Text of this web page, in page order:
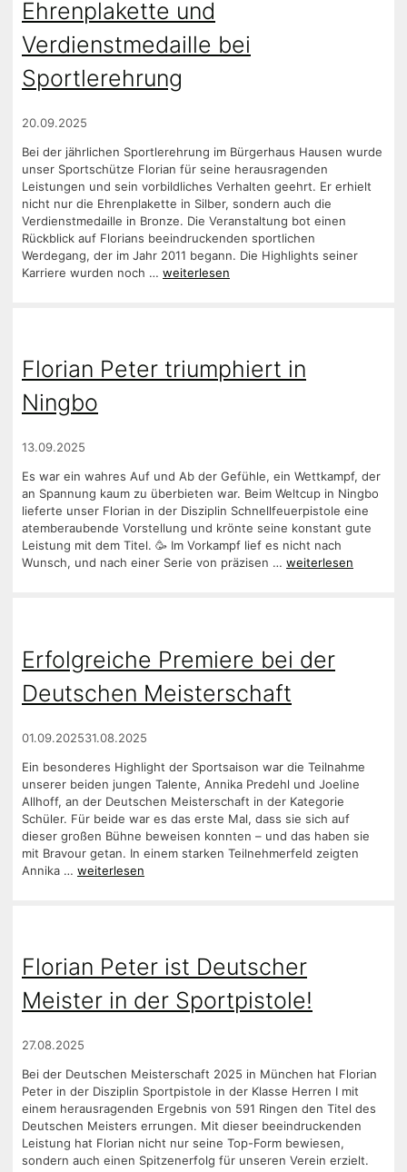
Ehrenplakette und
Verdienstmedaille bei
Sportlerehrung
20.09.2025
Bei der jährlichen Sportlerehrung im Bürgerhaus Hausen wurde
unser Sportschütze Florian für seine herausragenden
Leistungen und sein vorbildliches Verhalten geehrt. Er erhielt
nicht nur die Ehrenplakette in Silber, sondern auch die
Verdienstmedaille in Bronze. Die Veranstaltung bot einen
Rückblick auf Florians beeindruckenden sportlichen
Werdegang, der im Jahr 2011 begann. Die Highlights seiner
Karriere wurden noch … weiterlesen
Florian Peter triumphiert in
Ningbo
13.09.2025
Es war ein wahres Auf und Ab der Gefühle, ein Wettkampf, der
an Spannung kaum zu überbieten war. Beim Weltcup in Ningbo
lieferte unser Florian in der Disziplin Schnellfeuerpistole eine
atemberaubende Vorstellung und krönte seine konstant gute
Leistung mit dem Titel. 🥳 Im Vorkampf lief es nicht nach
Wunsch, und nach einer Serie von präzisen … weiterlesen
Erfolgreiche Premiere bei der
Deutschen Meisterschaft
01.09.202531.08.2025
Ein besonderes Highlight der Sportsaison war die Teilnahme
unserer beiden jungen Talente, Annika Predehl und Joeline
Allhoff, an der Deutschen Meisterschaft in der Kategorie
Schüler. Für beide war es das erste Mal, dass sie sich auf
dieser großen Bühne beweisen konnten – und das haben sie
mit Bravour getan. In einem starken Teilnehmerfeld zeigten
Annika … weiterlesen
Florian Peter ist Deutscher
Meister in der Sportpistole!
27.08.2025
Bei der Deutschen Meisterschaft 2025 in München hat Florian
Peter in der Disziplin Sportpistole in der Klasse Herren I mit
einem herausragenden Ergebnis von 591 Ringen den Titel des
Deutschen Meisters errungen. Mit dieser beeindruckenden
Leistung hat Florian nicht nur seine Top-Form bewiesen,
sondern auch einen Spitzenerfolg für unseren Verein erzielt.